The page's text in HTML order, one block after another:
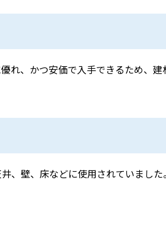
れ、かつ安価で入手できるため、建
、壁、床などに使用されていまし